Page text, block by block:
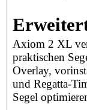
Axiom 2 XL
praktischen
Overlay,
und Regatta-
Segel